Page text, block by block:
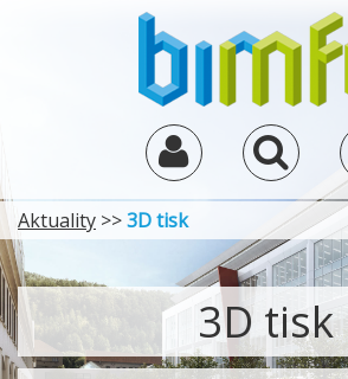
Aktuality >>3D tisk
3D tisk